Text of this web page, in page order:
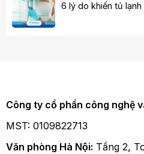
6 lý do khiến tủ
Công ty cổ phần công nghệ
MST: 0109822713
Văn phòng Hà Nội: Tầng 2,